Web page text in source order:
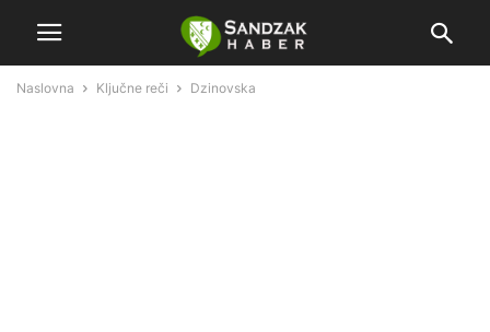
Naslovna Ključne reči Dzinovska